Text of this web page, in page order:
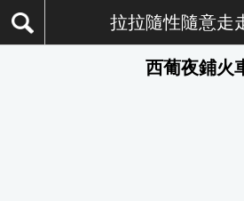
拉拉隨性隨意走
西葡夜鋪火